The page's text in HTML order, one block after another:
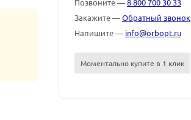
Закажите —Обратный звонок
Напишите — info@orbopt.ru
Моментально купите в 1 клик